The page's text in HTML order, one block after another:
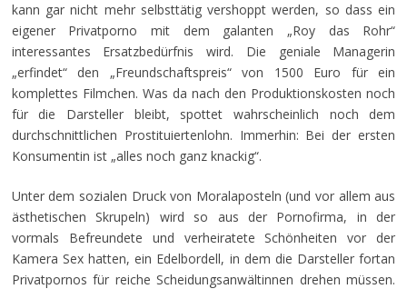
kann gar nicht mehr selbsttätig vershoppt werden, so dass ein
eigener Privatporno mit dem galanten „Roy das Rohr“
interessantes Ersatzbedürfnis wird. Die geniale Managerin
„erfindet“ den „Freundschaftspreis“ von 1500 Euro für ein
komplettes Filmchen. Was da nach den Produktionskosten noch
für die Darsteller bleibt, spottet wahrscheinlich noch dem
durchschnittlichen Prostituiertenlohn. Immerhin: Bei der ersten
Konsumentin ist „alles noch ganz knackig“.
Unter dem sozialen Druck von Moralaposteln (und vor allem aus
ästhetischen Skrupeln) wird so aus der Pornofirma, in der
vormals Befreundete und verheiratete Schönheiten vor der
Kamera Sex hatten, ein Edelbordell, in dem die Darsteller fortan
Privatpornos für reiche Scheidungsanwältinnen drehen müssen.